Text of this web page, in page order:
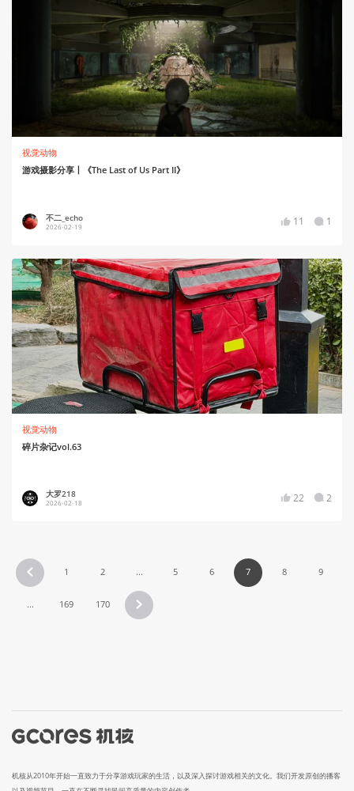
视觉动物
游戏摄影分享丨《The Last of Us Part II》
不二_echo
2026-02-19 11 1
视觉动物
碎片杂记vol.63
大罗218
2026-02-18 22 2
1 2 ... 5 6 7 8 9
... 169 170
机核从2010年开始一直致力于分享游戏玩家的生活，以及深入探讨游戏相关的文化。我们开发原创的播客